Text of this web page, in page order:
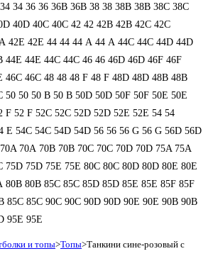
34 34 36 36 36B 36B 38 38 38B 38B 38С 38С
40D 40С 40С 42 42 42B 42B 42C 42C
42Е 42Е 44 44 44 А 44 А 44C 44C 44D 44D
44Е 44Е 44С 44С 46 46 46D 46D 46F 46F
46С 46С 48 48 48 F 48 F 48D 48D 48В 48В
50 50 50 B 50 B 50D 50D 50F 50F 50Е 50Е
F 52 F 52C 52C 52D 52D 52E 52E 54 54
Е 54C 54C 54D 54D 56 56 56 G 56 G 56D 56D
70A 70A 70B 70B 70C 70C 70D 70D 75A 75A
75D 75D 75E 75E 80C 80C 80D 80D 80E 80E
80В 80В 85C 85C 85D 85D 85E 85E 85F 85F
85С 85С 90C 90C 90D 90D 90E 90E 90В 90В
95E 95E
и топы>Топы>Танкини сине-розовый с